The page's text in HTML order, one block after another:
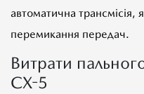
автоматична трансмісія,
перемикання передач.
Витрати
CX-5